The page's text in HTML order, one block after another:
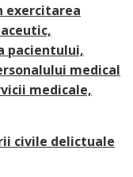
exercitarea
pacientului,
medical
medicale,
civile delictuale